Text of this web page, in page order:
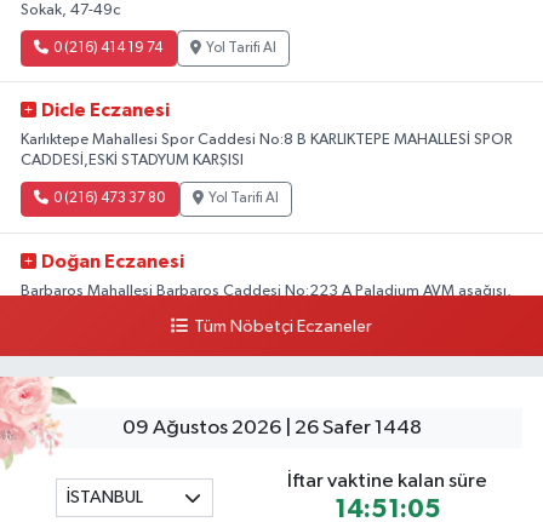
Sokak, 47-49c
0 (216) 414 19 74 Yol Tarifi Al
Dicle Eczanesi
Karlıktepe Mahallesi Spor Caddesi No:8 B KARLIKTEPE MAHALLESİ SPOR
CADDESİ,ESKİ STADYUM KARŞISI
0 (216) 473 37 80 Yol Tarifi Al
Doğan Eczanesi
Barbaros Mahallesi Barbaros Caddesi No:223 A Paladium AVM aşağısı,
Mali Eczanesi
Merkez Mahallesi Tüloğlu Sokak No:4 A REŞİTPAŞACADDESİ QNB BANK
0 (532) 711 72 17
Tüm Nöbetçi Eczaneler
09 Ağustos 2026 | 26 Safer 1448
İSTANBUL
İftar vaktine kalan süre
14:51:03